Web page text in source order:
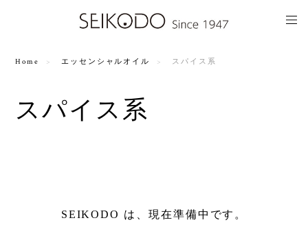
Home エッセンシャルオイル スパイス系
スパイス系
SEIKODO は、現在準備中です。